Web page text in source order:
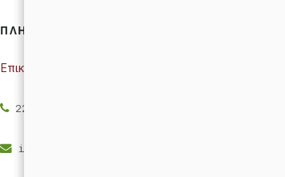
ΠΛΗΡΟΦΟΡΊΕΣ
Επικοινωνία
2261773737
info@eskarlas.gr